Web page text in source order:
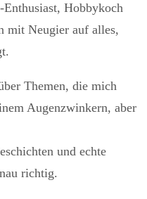
Hobbykoch
mit Neugier auf alles,
Themen, die mich
Augenzwinkern, aber
und echte
richtig.